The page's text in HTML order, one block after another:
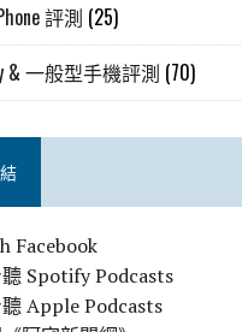
評測 (25)
& 一般型手機評測 (70)
Facebook
Spotify Podcasts
Apple Podcasts